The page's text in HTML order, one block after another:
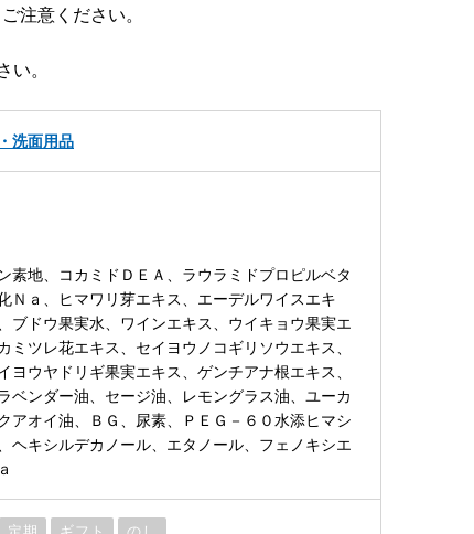
注意ください。
。
洗面用品
素地、コカミドＤＥＡ、ラウラミドプロピルベタ
Ｎａ、ヒマワリ芽エキス、エーデルワイスエキ
ブドウ果実水、ワインエキス、ウイキョウ果実エ
ミツレ花エキス、セイヨウノコギリソウエキス、
ヨウヤドリギ果実エキス、ゲンチアナ根エキス、
ベンダー油、セージ油、レモングラス油、ユーカ
アオイ油、ＢＧ、尿素、ＰＥＧ－６０水添ヒマシ
ヘキシルデカノール、エタノール、フェノキシエ